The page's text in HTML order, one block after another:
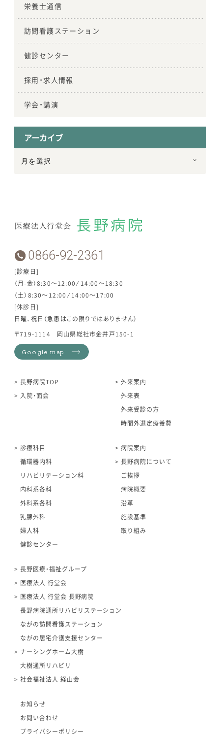
栄養士通信
訪問看護ステーション
健診センター
採用・求人情報
学会・講演
アーカイブ
0866-92-2361
[診療日]
（月-金）8:30～12:00 ⁄ 14:00～18:30
（土）8:30～12:00 ⁄ 14:00～17:00
[休診日]
日曜、祝日（急患はこの限りではありません）
〒719-1114 岡山県総社市金井戸150-1
Google map
長野病院TOP
入院・面会
外来案内
外来表
外来受診の方
時間外選定療養費
診療科目
循環器内科
リハビリテーション科
内科系各科
外科系各科
乳腺外科
婦人科
健診センター
病院案内
長野病院について
ご挨拶
病院概要
沿革
施設基準
取り組み
長野医療・福祉グループ
医療法人 行堂会
医療法人 行堂会 長野病院
長野病院通所リハビリステーション
ながの訪問看護ステーション
ながの居宅介護支援センター
ナーシングホーム大樹
大樹通所リハビリ
社会福祉法人 経山会
お知らせ
お問い合わせ
プライバシーポリシー